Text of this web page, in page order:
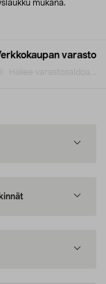
varasto
mukana.